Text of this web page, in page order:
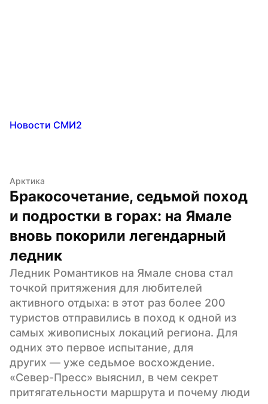
Новости СМИ2
Арктика
Бракосочетание, седьмой поход
и подростки в горах: на Ямале
вновь покорили легендарный
ледник
Ледник Романтиков на Ямале снова стал
точкой притяжения для любителей
активного отдыха: в этот раз более 200
туристов отправились в поход к одной из
самых живописных локаций региона. Для
одних это первое испытание, для
других — уже седьмое восхождение.
«Север-Пресс» выяснил, в чем секрет
притягательности маршрута и почему люди